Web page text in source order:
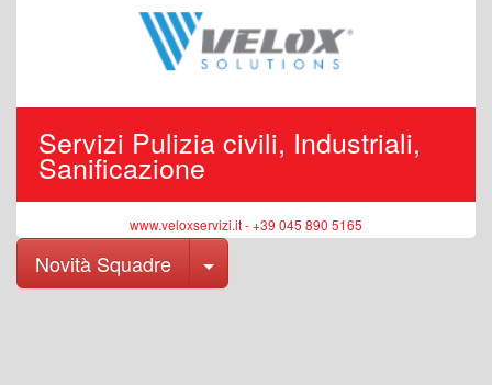
Servizi Pulizia civili, Industriali,
Sanificazione
www.veloxservizi.it - +39 045 890 5165
Novità Squadre Toggle Dropdown